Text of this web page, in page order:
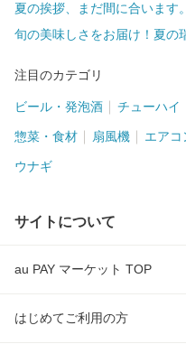
夏の挨拶、まだ間に合います。
旬の美味しさをお届け！夏の
注目のカテゴリ
ビール・発泡酒 チューハイ
惣菜・食材 扇風機 エアコ
ウナギ
サイトについて
au PAY マーケット TOP
はじめてご利用の方